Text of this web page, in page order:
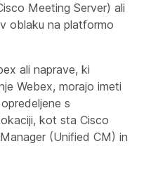
Meeting Server) ali
oblaku na platformo
ali naprave, ki
Webex, morajo imeti
s
kot sta Cisco
(Unified CM) in